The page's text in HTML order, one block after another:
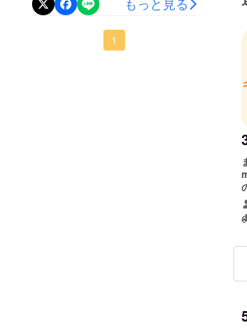
う！HOTコロッケ」にご支
援いただきまして、誠にあ
もっと見る
1